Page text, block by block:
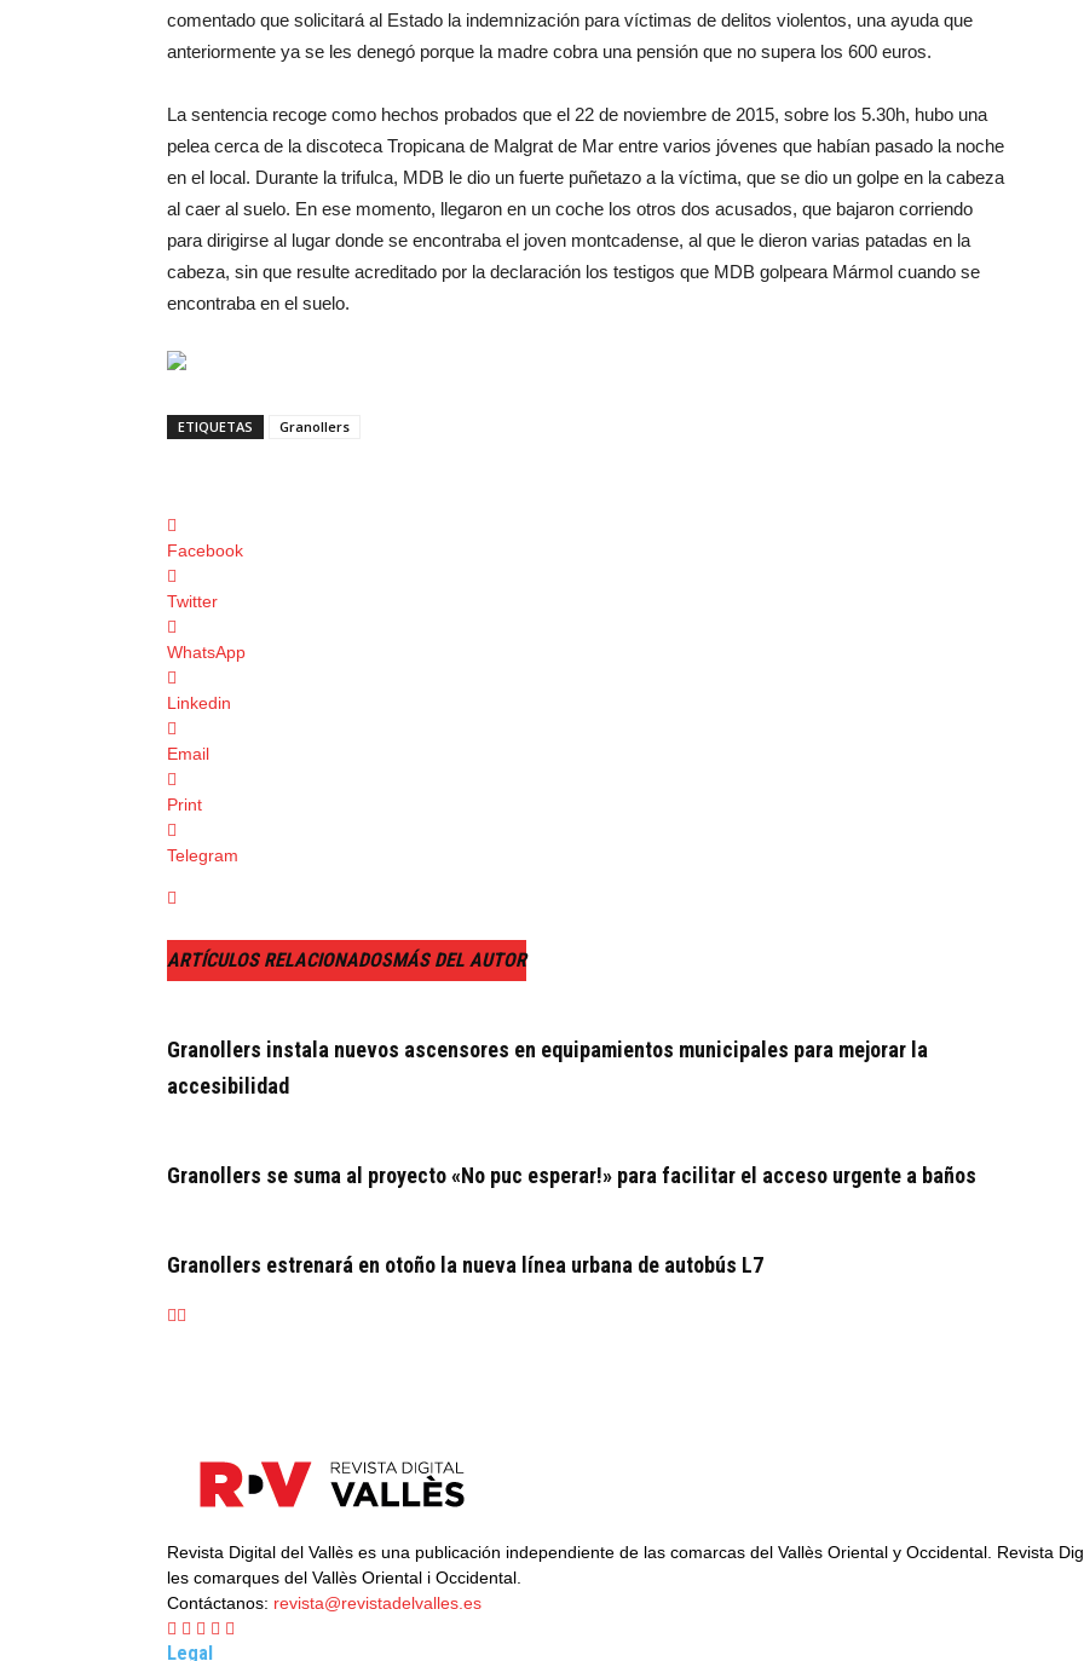
comentado que solicitará al Estado la indemnización para víctimas de delitos violentos, una ayuda que
anteriormente ya se les denegó porque la madre cobra una pensión que no supera los 600 euros.
La sentencia recoge como hechos probados que el 22 de noviembre de 2015, sobre los 5.30h, hubo una
pelea cerca de la discoteca Tropicana de Malgrat de Mar entre varios jóvenes que habían pasado la noche
en el local. Durante la trifulca, MDB le dio un fuerte puñetazo a la víctima, que se dio un golpe en la cabeza
al caer al suelo. En ese momento, llegaron en un coche los otros dos acusados, que bajaron corriendo
para dirigirse al lugar donde se encontraba el joven montcadense, al que le dieron varias patadas en la
cabeza, sin que resulte acreditado por la declaración los testigos que MDB golpeara Mármol cuando se
encontraba en el suelo.
ETIQUETAS Granollers
Facebook
Twitter
WhatsApp
Linkedin
Email
Print
Telegram
ARTÍCULOS RELACIONADOSMÁS DEL AUTOR
Granollers instala nuevos ascensores en equipamientos municipales para mejorar la
accesibilidad
Granollers se suma al proyecto «No puc esperar!» para facilitar el acceso urgente a baños
Granollers estrenará en otoño la nueva línea urbana de autobús L7
Revista Digital del Vallès es una publicación independiente de las comarcas del Vallès Oriental y Occidental. Revista
les comarques del Vallès Oriental i Occidental.
Contáctanos: revista@revistadelvalles.es
Legal